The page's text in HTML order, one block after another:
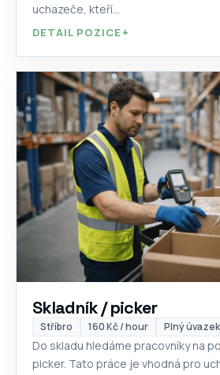
uchazeče, kteří...
DETAIL POZICE +
Skladník / picker
Stříbro 160 Kč / hour Plný úvazek
Do skladu hledáme pracovníky na
picker. Tato práce je vhodná pro